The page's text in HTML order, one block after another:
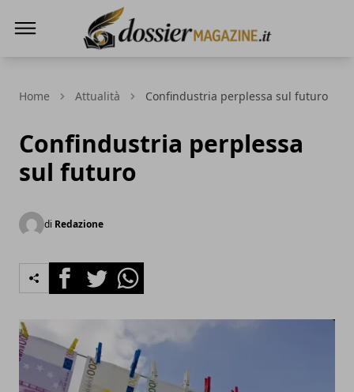
Home Attualità Confindustria perplessa sul futuro
Confindustria perplessa
sul futuro
di Redazione
FacebookTwitterWhatsapp